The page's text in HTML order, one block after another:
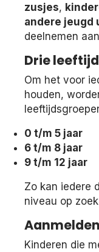
zusjes,
andere jeugd
deelnemen
Drie
Om het voor
houden,
0 t/m 5 jaar
6 t/m 8 jaar
9 t/m 12 jaar
Zo kan iedere
niveau op
Aanmelden
Kinderen die